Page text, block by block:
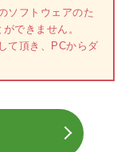
ソフトウェアのた
できません。
て頂き、PCからダ